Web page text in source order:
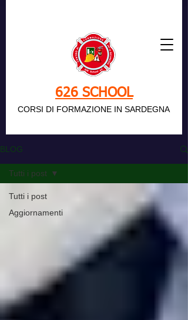
626 SCHOOL
CORSI DI FORMAZIONE IN SARDEGNA
BLOG
Tutti i post
Aggiornamenti
Tutti i post